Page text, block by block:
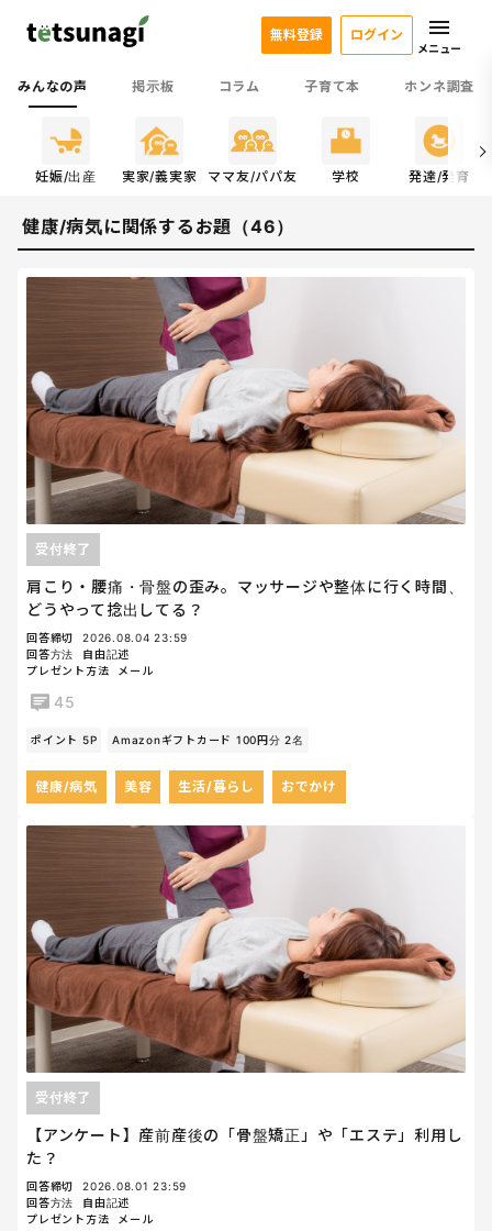
みんなの声 掲示板 コラム 子育て本 ホンネ調査
無料登録 ログイン
メニュー
妊娠/出産 実家/義実家 ママ友/パパ友 学校 発達/発育
健康/病気に関係するお題（46）
肩こり・腰痛・骨盤の歪み。マッサージや整体に行く時間、
どうやって捻出してる？
受付終了
回答締切
2026.08.04 23:59
回答方法
自由記述
プレゼント方法
メール
45
ポイント 5P Amazonギフトカード 100円分 2名
健康/病気 美容 生活/暮らし おでかけ
【アンケート】産前産後の「骨盤矯正」や「エステ」利用し
た？
受付終了
回答締切
2026.08.01 23:59
回答方法
自由記述
プレゼント方法
メール